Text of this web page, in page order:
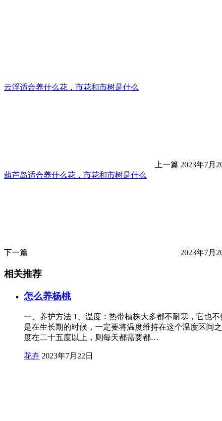
云浮适合养什么花，市花和市树是什么
上一篇 2023年7月
葫芦岛适合养什么花，市花和市树是什么
下一篇 2023年7月
相关推荐
怎么养杨桃
一、养护方法 1、温度：热带植株大多都不耐寒，它也
是在生长期的时候，一定要将温度维持在这个温度区间
度在二十五度以上，则每天都需要都…
花卉 2023年7月22日